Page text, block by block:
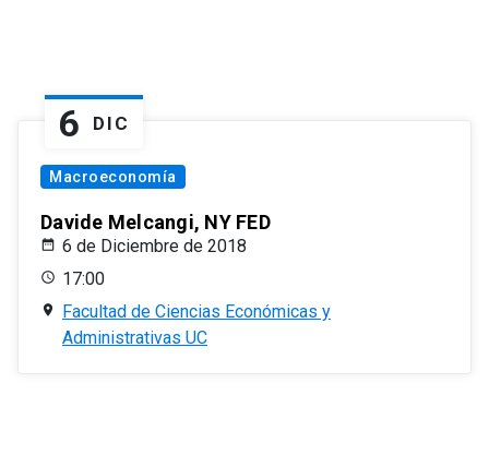
6 DIC
Macroeconomía
Davide Melcangi, NY FED
6 de Diciembre de 2018
17:00
Facultad de Ciencias Económicas y
Administrativas UC